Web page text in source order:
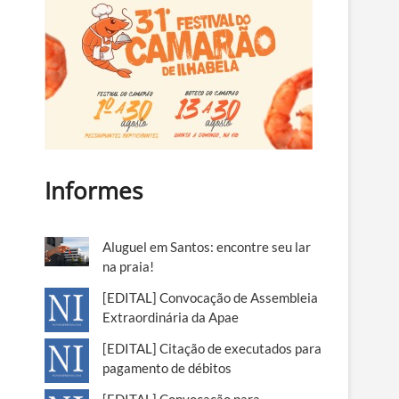
Informes
Aluguel em Santos: encontre seu lar
na praia!
[EDITAL] Convocação de Assembleia
Extraordinária da Apae
[EDITAL] Citação de executados para
pagamento de débitos